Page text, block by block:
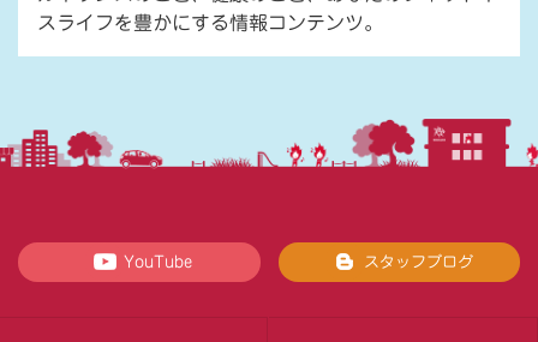
スライフを豊かにする情報コンテンツ。
YouTube スタッフブログ